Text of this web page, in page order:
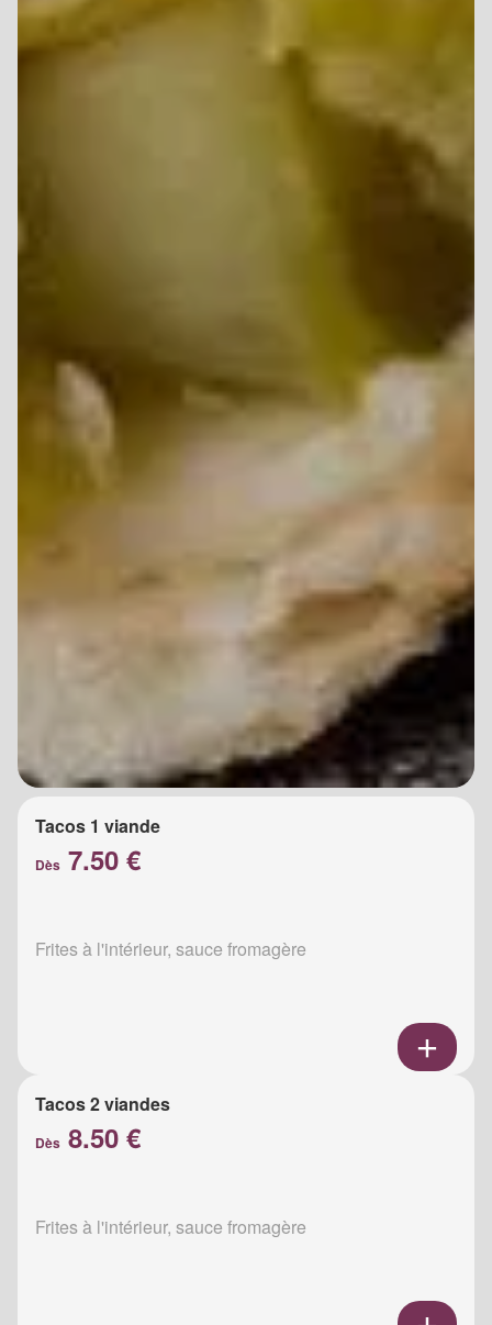
Tacos 1 viande
Dès 7.50 €
Frites à l'intérieur, sauce fromagère
Tacos 2 viandes
Dès 8.50 €
Frites à l'intérieur, sauce fromagère